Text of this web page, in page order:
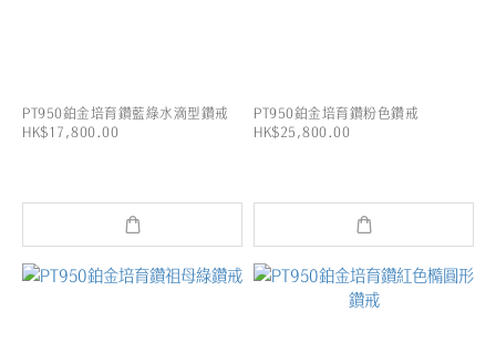
PT950鉑金培育鑽藍綠水滴型鑽戒
HK$17,800.00
PT950鉑金培育鑽粉色鑽戒
HK$25,800.00